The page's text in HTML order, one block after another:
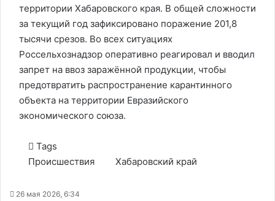
территории Хабаровского края. В общей сложности
за текущий год зафиксировано поражение 201,8
тысячи срезов. Во всех ситуациях
Россельхознадзор оперативно реагировал и вводил
запрет на ввоз заражённой продукции, чтобы
предотвратить распространение карантинного
объекта на территории Евразийского
экономического союза.
Tags
Происшествия
Хабаровский край
26 мая 2026, 6:34